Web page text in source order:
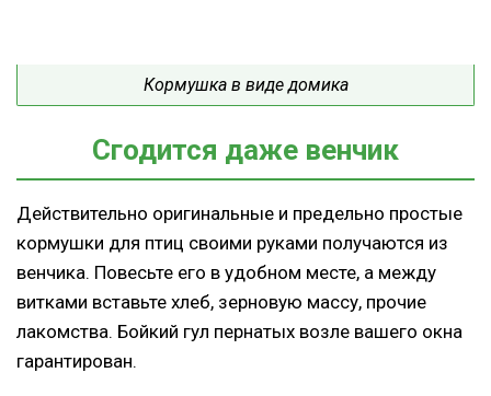
Кормушка в виде домика
Сгодится даже венчик
Действительно оригинальные и предельно простые
кормушки для птиц своими руками получаются из
венчика. Повесьте его в удобном месте, а между
витками вставьте хлеб, зерновую массу, прочие
лакомства. Бойкий гул пернатых возле вашего окна
гарантирован.